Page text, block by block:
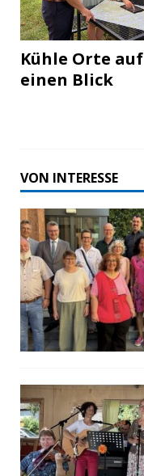
Kühle Orte auf
einen Blick
VON INTERESSE